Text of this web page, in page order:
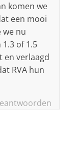
komen we
een mooi
nu
of 1.5
en verlaagd
RVA hun